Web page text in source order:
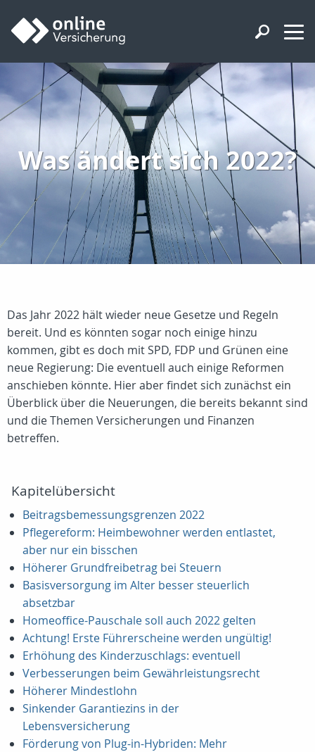
Was ändert sich 2022?
Das Jahr 2022 hält wieder neue Gesetze und Regeln
bereit. Und es könnten sogar noch einige hinzu
kommen, gibt es doch mit SPD, FDP und Grünen eine
neue Regierung: Die eventuell auch einige Reformen
anschieben könnte. Hier aber findet sich zunächst ein
Überblick über die Neuerungen, die bereits bekannt sind
und die Themen Versicherungen und Finanzen
betreffen.
Kapitelübersicht
Beitragsbemessungsgrenzen 2022
Pflegereform: Heimbewohner werden entlastet,
aber nur ein bisschen
Höherer Grundfreibetrag bei Steuern
Basisversorgung im Alter besser steuerlich
absetzbar
Homeoffice-Pauschale soll auch 2022 gelten
Achtung! Erste Führerscheine werden ungültig!
Erhöhung des Kinderzuschlags: eventuell
Verbesserungen beim Gewährleistungsrecht
Höherer Mindestlohn
Sinkender Garantiezins in der
Lebensversicherung
Förderung von Plug-in-Hybriden: Mehr